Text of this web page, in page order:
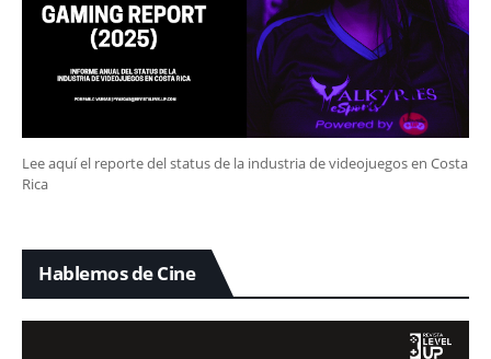
Lee aquí el reporte del status de la industria de videojuegos en Costa
Rica
Hablemos de Cine